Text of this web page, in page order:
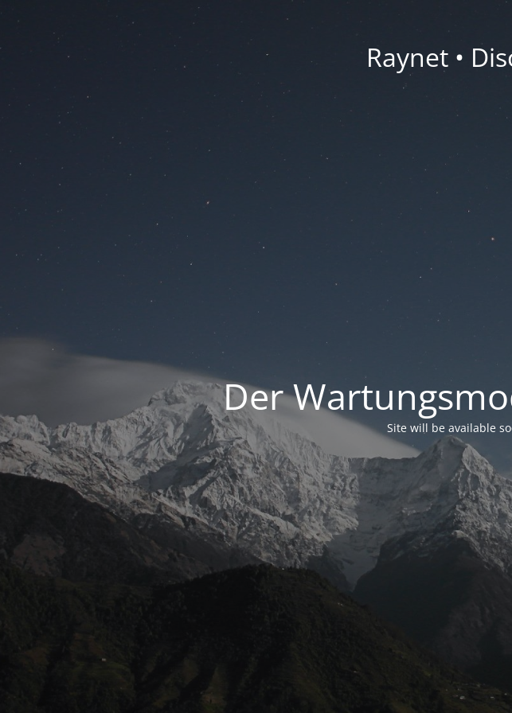
Raynet •
Der
Site will be available